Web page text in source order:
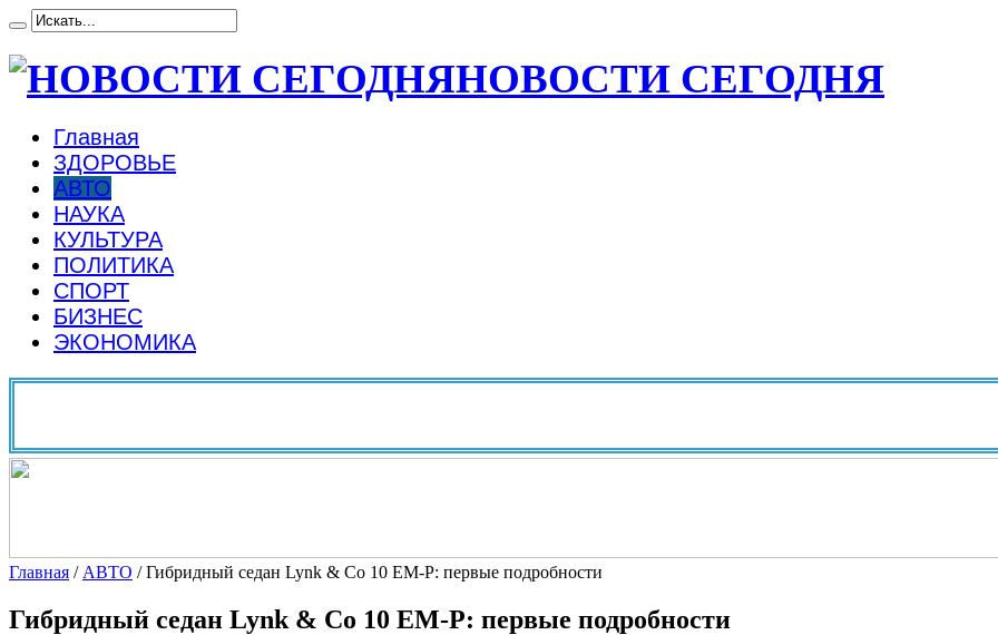
НОВОСТИ СЕГОДНЯ
Главная
ЗДОРОВЬЕ
АВТО
НАУКА
КУЛЬТУРА
ПОЛИТИКА
СПОРТ
БИЗНЕС
ЭКОНОМИКА
Главная / АВТО /Гибридный седан Lynk & Co 10 EM-P: первые подробности
Гибридный седан Lynk & Co 10 EM-P: первые подробности